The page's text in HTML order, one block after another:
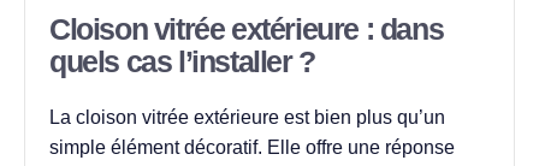
Cloison vitrée extérieure : dans
quels cas l’installer ?
La cloison vitrée extérieure est bien plus qu’un
simple élément décoratif. Elle offre une réponse